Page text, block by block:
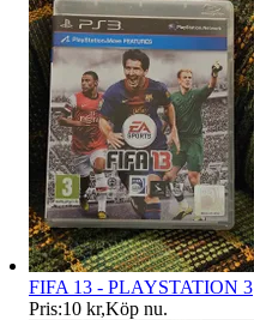
FIFA 13 - PLAYSTATION 3
Pris:10 kr,Köp nu.